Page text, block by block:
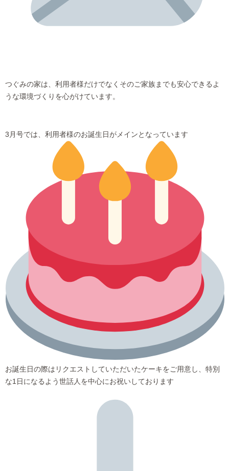
つぐみの家は、利用者様だけでなくそのご家族までも安心できるよ
うな環境づくりを心がけています。
3月号では、利用者様のお誕生日がメインとなっています
お誕生日の際はリクエストしていただいたケーキをご用意し、特別
な1日になるよう世話人を中心にお祝いしております